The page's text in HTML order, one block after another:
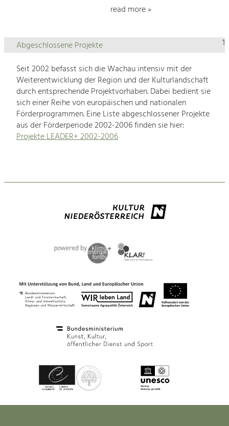
read more »
1
Abgeschlossene Projekte
Seit 2002 befasst sich die Wachau intensiv mit der
Weiterentwicklung der Region und der Kulturlandschaft
durch entsprechende Projektvorhaben. Dabei bedient sie
sich einer Reihe von europäischen und nationalen
Förderprogrammen. Eine Liste abgeschlossener Projekte
aus der Förderperiode 2002-2006 finden sie hier:
Projekte LEADER+ 2002-2006